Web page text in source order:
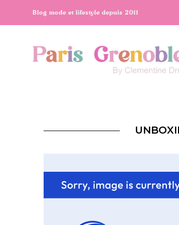
Blog mode et lifestyle depuis 2011